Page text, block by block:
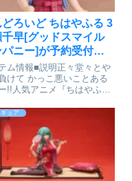
どろいど ちはやふる 3
早[グッドスマイル
パニー]が予約受付開
ム情報■説明正々堂々とや
けて かっこ悪いことある
!!人気アニメ『ちはやふる
どろいどになって登場で
情パーツ： 「微笑み顔」
顔」「照れ顔」オプション
：「タオル」「携帯電
ュア